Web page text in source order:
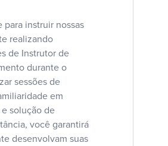
instruir nossas
realizando
de Instrutor de
durante o
sessões de
em
solução de
você garantirá
desenvolvam suas